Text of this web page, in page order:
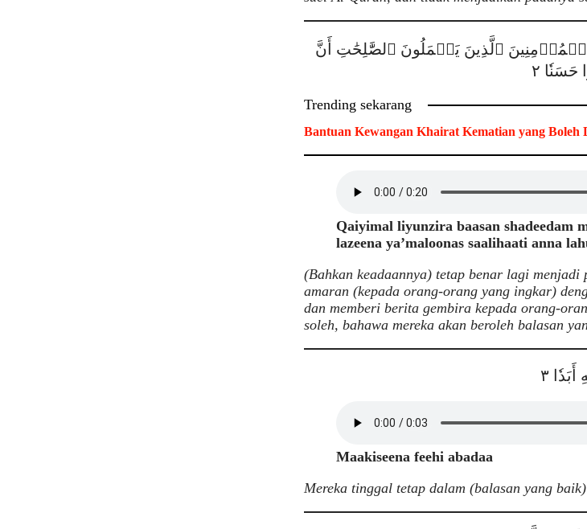
ٱلۡمُؤۡمِنِينَ ٱلَّذِينَ يَعۡمَلُونَ ٱلصَّٰلِحَٰتِ أَنَّ
٢
Trending sekarang
Bantuan Kewangan Khairat Kematian yang Boleh
Qaiyimal liyunzira baasan shadeedam
lazeena ya’maloonas saalihaati anna
(Bahkan keadaannya) tetap benar lagi
amaran (kepada orang-orang yang ingkar)
dan memberi berita gembira kepada orang-
soleh, bahawa mereka akan beroleh balasan
٣
Maakiseena feehi abadaa
Mereka tinggal tetap dalam (balasan yang